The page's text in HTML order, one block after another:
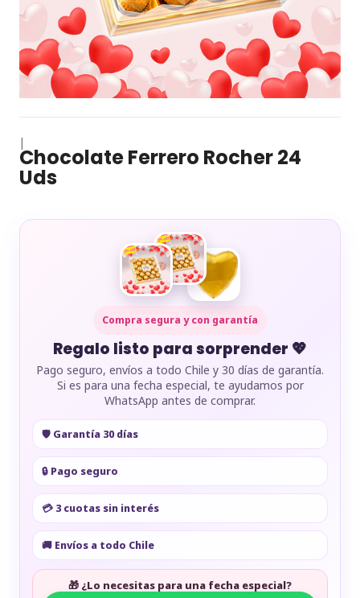
|
Chocolate Ferrero Rocher 24
Uds
Compra segura y con garantía
Regalo listo para sorprender 💖
Pago seguro, envíos a todo Chile y 30 días de garantía.
Si es para una fecha especial, te ayudamos por
WhatsApp antes de comprar.
🛡️ Garantía 30 días
🔒 Pago seguro
💳 3 cuotas sin interés
🚚 Envíos a todo Chile
🎁 ¿Lo necesitas para una fecha especial?